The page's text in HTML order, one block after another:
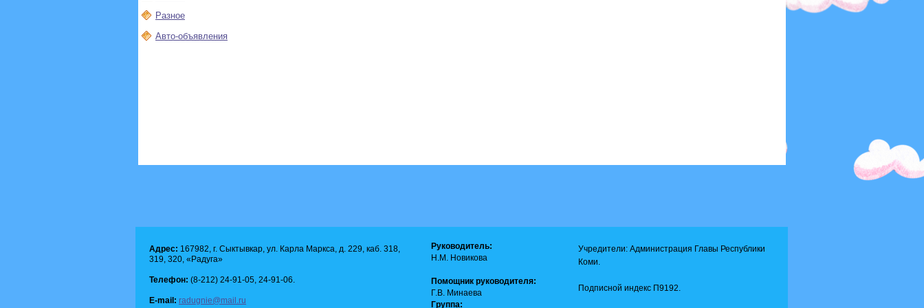
Разное
Авто-объявления
Адрес: 167982, г. Сыктывкар, ул. Карла Маркса, д. 229, каб. 318,
319, 320, «Радуга»
Телефон: (8-212) 24-91-05, 24-91-06.
E-mail: radugnie@mail.ru
Руководитель:
Н.М. Новикова
Помощник руководителя:
Г.В. Минаева
Группа:
Учредители: Администрация Главы Республики
Коми.
Подписной индекс П9192.